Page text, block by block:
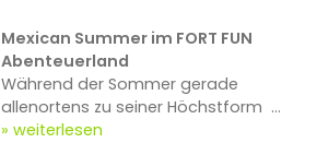
Mexican Summer im FORT FUN
Abenteuerland
Während der Sommer gerade
allenortens zu seiner Höchstform ...
weiterlesen